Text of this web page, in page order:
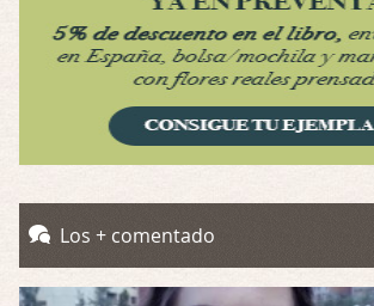
Por: Mountain
Llevo toda una vida para verla y nunca lo …
Posesión Infernal: En Llamas
Into the Mud
Por: Flor
Se puede ver este corto y otras más de ex …
Los + comentado